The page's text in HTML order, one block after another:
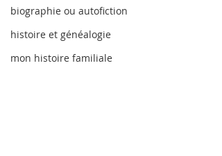
biographie ou autofiction
histoire et généalogie
mon histoire familiale